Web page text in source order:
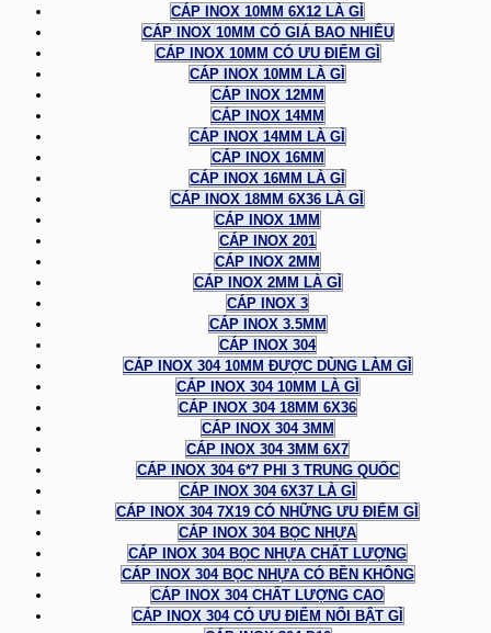
CÁP INOX 10MM 6X12 LÀ GÌ
CÁP INOX 10MM CÓ GIÁ BAO NHIÊU
CÁP INOX 10MM CÓ ƯU ĐIỂM GÌ
CÁP INOX 10MM LÀ GÌ
CÁP INOX 12MM
CÁP INOX 14MM
CÁP INOX 14MM LÀ GÌ
CÁP INOX 16MM
CÁP INOX 16MM LÀ GÌ
CÁP INOX 18MM 6X36 LÀ GÌ
CÁP INOX 1MM
CÁP INOX 201
CÁP INOX 2MM
CÁP INOX 2MM LÀ GÌ
CÁP INOX 3
CÁP INOX 3.5MM
CÁP INOX 304
CÁP INOX 304 10MM ĐƯỢC DÙNG LÀM GÌ
CÁP INOX 304 10MM LÀ GÌ
CÁP INOX 304 18MM 6X36
CÁP INOX 304 3MM
CÁP INOX 304 3MM 6X7
CÁP INOX 304 6*7 PHI 3 TRUNG QUỐC
CÁP INOX 304 6X37 LÀ GÌ
CÁP INOX 304 7X19 CÓ NHỮNG ƯU ĐIỂM GÌ
CÁP INOX 304 BỌC NHỰA
CÁP INOX 304 BỌC NHỰA CHẤT LƯỢNG
CÁP INOX 304 BỌC NHỰA CÓ BỀN KHÔNG
CÁP INOX 304 CHẤT LƯỢNG CAO
CÁP INOX 304 CÓ ƯU ĐIỂM NỔI BẬT GÌ